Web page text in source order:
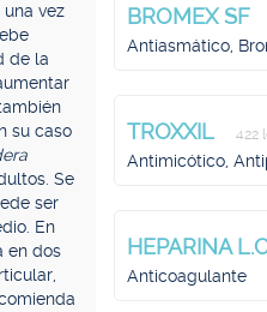
vez
de la
su caso
Se
ser
En
en dos
BROMEX SF
Antiasmático,
TROXXIL 422
Antimicótico,
HEPARINA
Anticoagulante